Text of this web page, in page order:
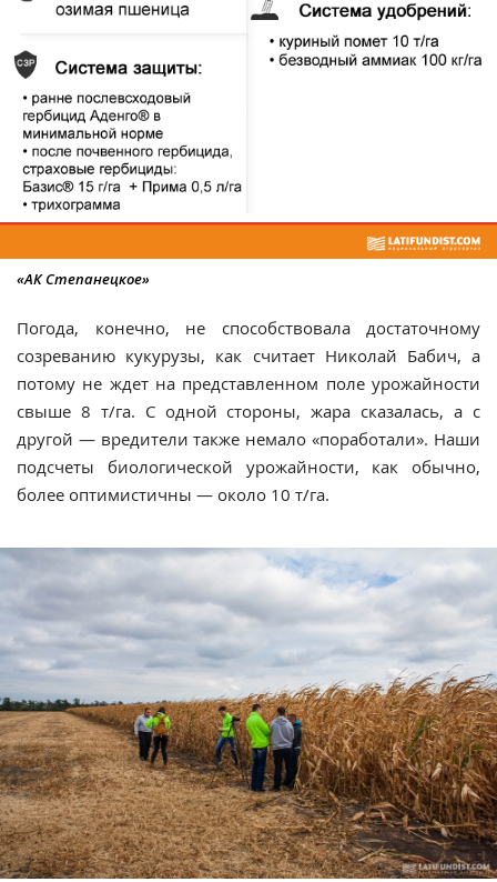
«АК Степанецкое»
Погода, конечно, не способствовала достаточному
созреванию кукурузы, как считает Николай Бабич, а
потому не ждет на представленном поле урожайности
свыше 8 т/га. С одной стороны, жара сказалась, а с
другой — вредители также немало «поработали». Наши
подсчеты биологической урожайности, как обычно,
более оптимистичны — около 10 т/га.